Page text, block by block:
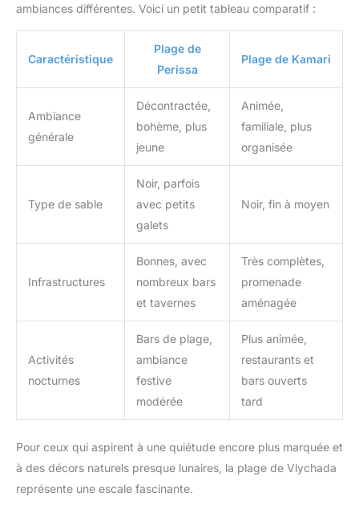
ambiances différentes. Voici un petit tableau comparatif :
Caractéristique
Plage de
Perissa
Plage de Kamari
Ambiance
générale
Décontractée,
bohème, plus
jeune
Animée,
familiale, plus
organisée
Type de sable
Noir, parfois
avec petits
galets
Noir, fin à moyen
Infrastructures
Bonnes, avec
nombreux bars
et tavernes
Très complètes,
promenade
aménagée
Activités
nocturnes
Bars de plage,
ambiance
festive
modérée
Plus animée,
restaurants et
bars ouverts
tard
Pour ceux qui aspirent à une quiétude encore plus marquée et
à des décors naturels presque lunaires, la plage de Vlychada
représente une escale fascinante.